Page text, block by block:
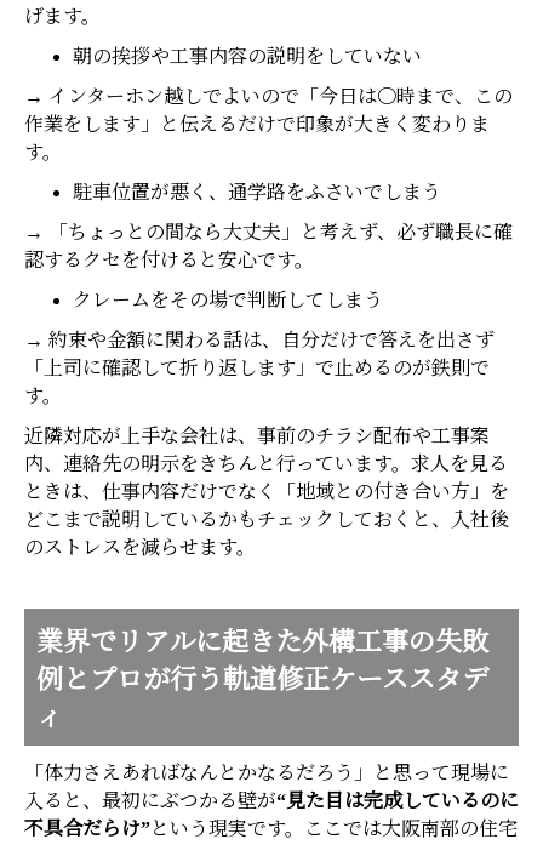
げます。
朝の挨拶や工事内容の説明をしていない
→ インターホン越しでよいので「今日は〇時まで、この
作業をします」と伝えるだけで印象が大きく変わりま
す。
駐車位置が悪く、通学路をふさいでしまう
→ 「ちょっとの間なら大丈夫」と考えず、必ず職長に確
認するクセを付けると安心です。
クレームをその場で判断してしまう
→ 約束や金額に関わる話は、自分だけで答えを出さず
「上司に確認して折り返します」で止めるのが鉄則で
す。
近隣対応が上手な会社は、事前のチラシ配布や工事案
内、連絡先の明示をきちんと行っています。求人を見る
ときは、仕事内容だけでなく「地域との付き合い方」を
どこまで説明しているかもチェックしておくと、入社後
のストレスを減らせます。
業界でリアルに起きた外構工事の失敗
例とプロが行う軌道修正ケーススタデ
ィ
「体力さえあればなんとかなるだろう」と思って現場に
入ると、最初にぶつかる壁が“見た目は完成しているのに
不具合だらけ”という現実です。ここでは大阪南部の住宅